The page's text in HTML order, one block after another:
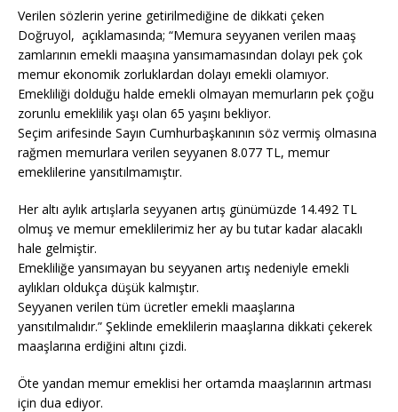
Verilen sözlerin yerine getirilmediğine de dikkati çeken
Doğruyol, açıklamasında; “Memura seyyanen verilen maaş
zamlarının emekli maaşına yansımamasından dolayı pek çok
memur ekonomik zorluklardan dolayı emekli olamıyor.
Emekliliği dolduğu halde emekli olmayan memurların pek çoğu
zorunlu emeklilik yaşı olan 65 yaşını bekliyor.
Seçim arifesinde Sayın Cumhurbaşkanının söz vermiş olmasına
rağmen memurlara verilen seyyanen 8.077 TL, memur
emeklilerine yansıtılmamıştır.
Her altı aylık artışlarla seyyanen artış günümüzde 14.492 TL
olmuş ve memur emeklilerimiz her ay bu tutar kadar alacaklı
hale gelmiştir.
Emekliliğe yansımayan bu seyyanen artış nedeniyle emekli
aylıkları oldukça düşük kalmıştır.
Seyyanen verilen tüm ücretler emekli maaşlarına
yansıtılmalıdır.” Şeklinde emeklilerin maaşlarına dikkati çekerek
maaşlarına erdiğini altını çizdi.
Öte yandan memur emeklisi her ortamda maaşlarının artması
için dua ediyor.